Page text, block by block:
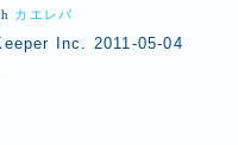
カエレバ
Inc. 2011-05-04